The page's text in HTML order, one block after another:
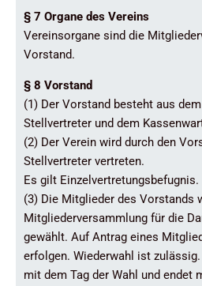
§ 7 Organe des Vereins
Vereinsorgane sind die
Vorstand.
§ 8 Vorstand
(1) Der Vorstand besteht aus
Stellvertreter und dem
(2) Der Verein wird durch den
Stellvertreter vertreten.
Es gilt Einzelvertretungsbefugnis.
(3) Die Mitglieder des Vorstands
Mitgliederversammlung für die
gewählt. Auf Antrag eines
erfolgen. Wiederwahl ist
mit dem Tag der Wahl und endet